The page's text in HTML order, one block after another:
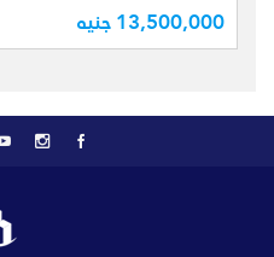
13,500,000 جنيه